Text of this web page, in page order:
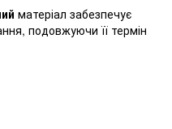
матеріал забезпечує
подовжуючи її термін